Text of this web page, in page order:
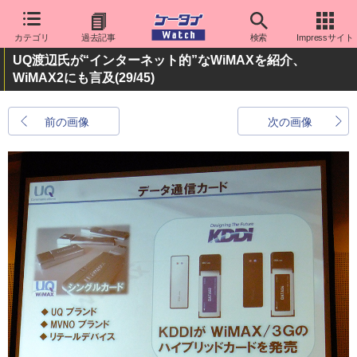
カテゴリ 過去記事 検索 Impressサイト
UQ渡辺氏が“インターネット的”なWiMAXを紹介、
WiMAX2にも言及(29/45)
前の画像 次の画像